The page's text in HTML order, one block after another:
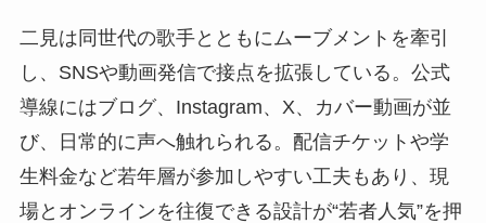
二見は同世代の歌手とともにムーブメントを牽引
し、SNSや動画発信で接点を拡張している。公式
導線にはブログ、Instagram、X、カバー動画が並
び、日常的に声へ触れられる。配信チケットや学
生料金など若年層が参加しやすい工夫もあり、現
場とオンラインを往復できる設計が“若者人気”を押